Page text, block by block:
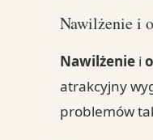
Nawilżenie i
Nawilżenie i
atrakcyjny
problemów